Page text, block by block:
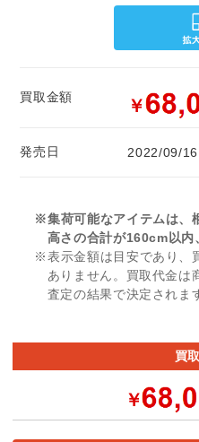
買取金額 ￥
発売日 2022/09/16
※集荷可能なアイテムは、
高さの合計が160cm以内
※表示金額は目安であり、
ありません。買取代金は
査定の結果で決定されま
買
￥